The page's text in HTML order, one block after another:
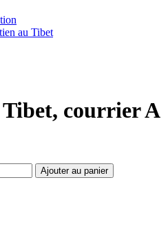
au Tibet
courrier A
Ajouter au panier